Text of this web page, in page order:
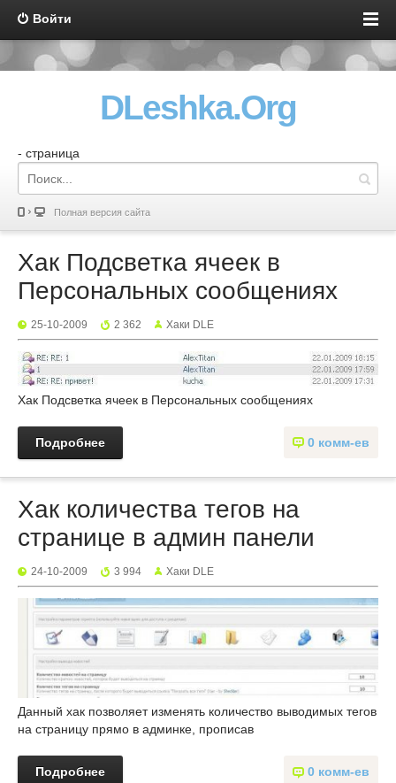
Войти
DLeshka.Org
- страница
Полная версия сайта
Хак Подсветка ячеек в
Персональных сообщениях
25-10-2009 2 362 Хаки DLE
Хак Подсветка ячеек в Персональных сообщениях
0 комм-ев
Подробнее
Хак количества тегов на
странице в админ панели
24-10-2009 3 994 Хаки DLE
Данный хак позволяет изменять количество выводимых тегов
на страницу прямо в админке, прописав
0 комм-ев
Подробнее